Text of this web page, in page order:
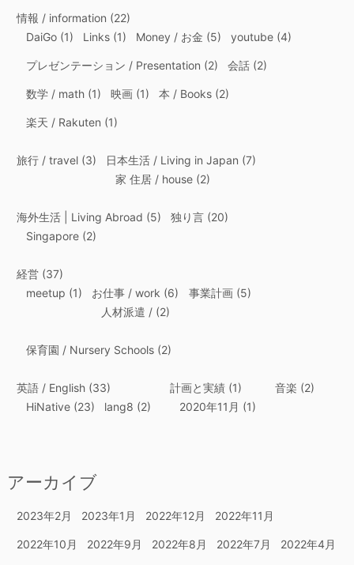
情報 / information (22)
DaiGo(1) Links(1) Money / お金 (5) youtube(4)
プレゼンテーション / Presentation (2) 会話(2)
数学 / math(1) 映画(1) 本 / Books(2)
楽天 / Rakuten (1)
旅行 / travel(3) 日本生活 / Living in Japan (7)
家 住居 / house(2)
海外生活 | Living Abroad (5)
Singapore(2)
独り言(20)
経営(37)
meetup (1) お仕事 / work (6)
人材派遣 /(2)
事業計画(5)
保育園 / Nursery Schools(2)
英語 / English(33)
HiNative(23) lang8 (2)
計画と実績(1)
2020年11月 (1)
音楽 (2)
アーカイブ
2023年2月 2023年1月 2022年12月 2022年11月
2022年10月 2022年9月 2022年8月 2022年7月 2022年4月